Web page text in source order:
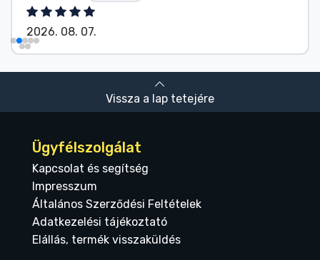
2026. 08. 07.
Vissza a lap tetejére
Ügyfélszolgálat
Kapcsolat és segítség
Impresszum
Általános Szerződési Feltételek
Adatkezelési tájékoztató
Elállás, termék visszaküldés